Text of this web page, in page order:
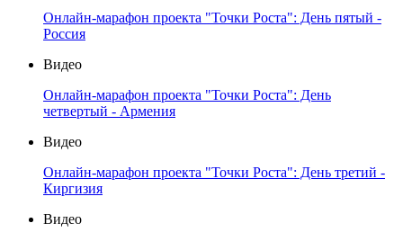
Онлайн-марафон проекта "Точки Роста": День пятый -
Россия
Видео
Онлайн-марафон проекта "Точки Роста": День
четвертый - Армения
Видео
Онлайн-марафон проекта "Точки Роста": День третий -
Киргизия
Видео